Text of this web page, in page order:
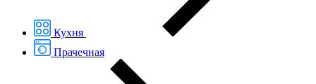
Кухня
Прачечная